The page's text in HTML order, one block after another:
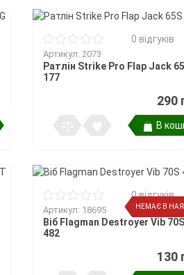
0 відгуків
Артикул: 2073
Ратлін Strike Pro Flap Jack
177
290
В
НЕМАЄ В
0 відгуків
Артикул: 18695
Віб Flagman Destroyer Vib 70S
482
130